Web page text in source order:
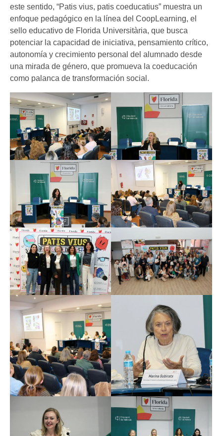
este sentido, “Patis vius, patis coeducatius” muestra un
enfoque pedagógico en la línea del CoopLearning, el
sello educativo de Florida Universitària, que busca
potenciar la capacidad de iniciativa, pensamiento crítico,
autonomía y crecimiento personal del alumnado desde
una mirada de género, que promueva la coeducación
como palanca de transformación social.